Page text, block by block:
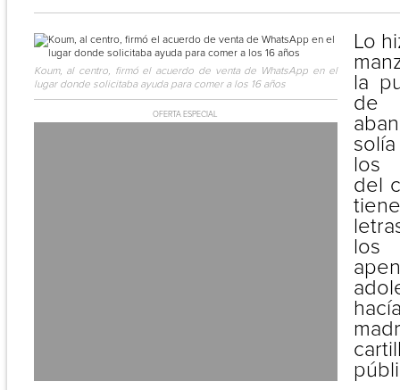
Koum, al centro, firmó el acuerdo de venta de WhatsApp en el
lugar donde solicitaba ayuda para comer a los 16 años
OFERTA ESPECIAL
Lo
la
los
del
los